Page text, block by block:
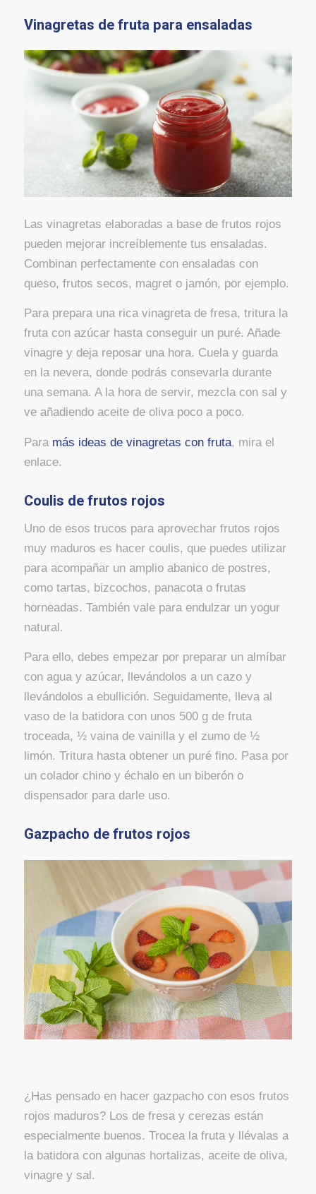
Vinagretas de fruta para ensaladas
Las vinagretas elaboradas a base de frutos rojos
pueden mejorar increíblemente tus ensaladas.
Combinan perfectamente con ensaladas con
queso, frutos secos, magret o jamón, por ejemplo.
Para prepara una rica vinagreta de fresa, tritura la
fruta con azúcar hasta conseguir un puré. Añade
vinagre y deja reposar una hora. Cuela y guarda
en la nevera, donde podrás consevarla durante
una semana. A la hora de servir, mezcla con sal y
ve añadiendo aceite de oliva poco a poco.
Para más ideas de vinagretas con fruta, mira el
enlace.
Coulis de frutos rojos
Uno de esos trucos para aprovechar frutos rojos
muy maduros es hacer coulis, que puedes utilizar
para acompañar un amplio abanico de postres,
como tartas, bizcochos, panacota o frutas
horneadas. También vale para endulzar un yogur
natural.
Para ello, debes empezar por preparar un almíbar
con agua y azúcar, llevándolos a un cazo y
llevándolos a ebullición. Seguidamente, lleva al
vaso de la batidora con unos 500 g de fruta
troceada, ½ vaina de vainilla y el zumo de ½
limón. Tritura hasta obtener un puré fino. Pasa por
un colador chino y échalo en un biberón o
dispensador para darle uso.
Gazpacho de frutos rojos
¿Has pensado en hacer gazpacho con esos frutos
rojos maduros? Los de fresa y cerezas están
especialmente buenos. Trocea la fruta y llévalas a
la batidora con algunas hortalizas, aceite de oliva,
vinagre y sal.